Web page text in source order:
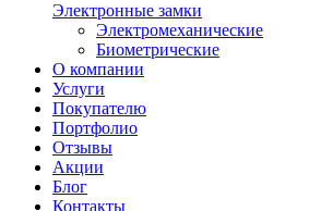
Электронные замки
Электромеханические
Биометрические
О компании
Услуги
Покупателю
Портфолио
Отзывы
Акции
Блог
Контакты